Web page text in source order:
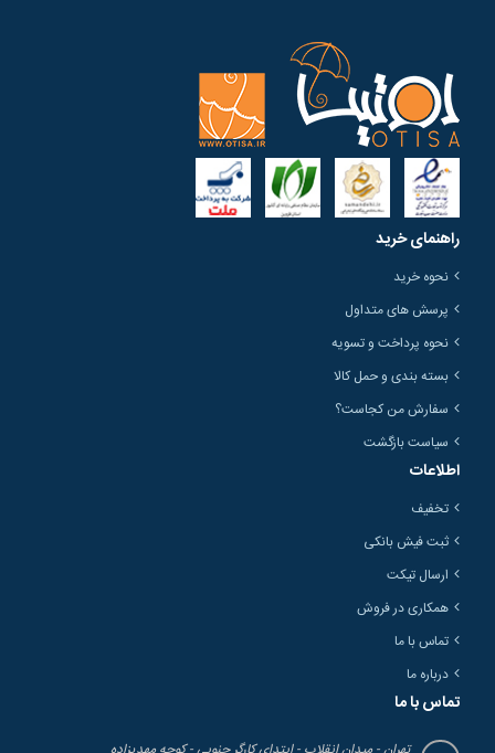
راهنمای خرید
نحوه خرید
پرسش های متداول
نحوه پرداخت و تسویه
بسته بندی و حمل کالا
سفارش من کجاست؟
سیاست بازگشت
اطلاعات
تخفیف
ثبت فیش بانکی
ارسال تیکت
همکاری در فروش
تماس با ما
درباره ما
تماس با ما